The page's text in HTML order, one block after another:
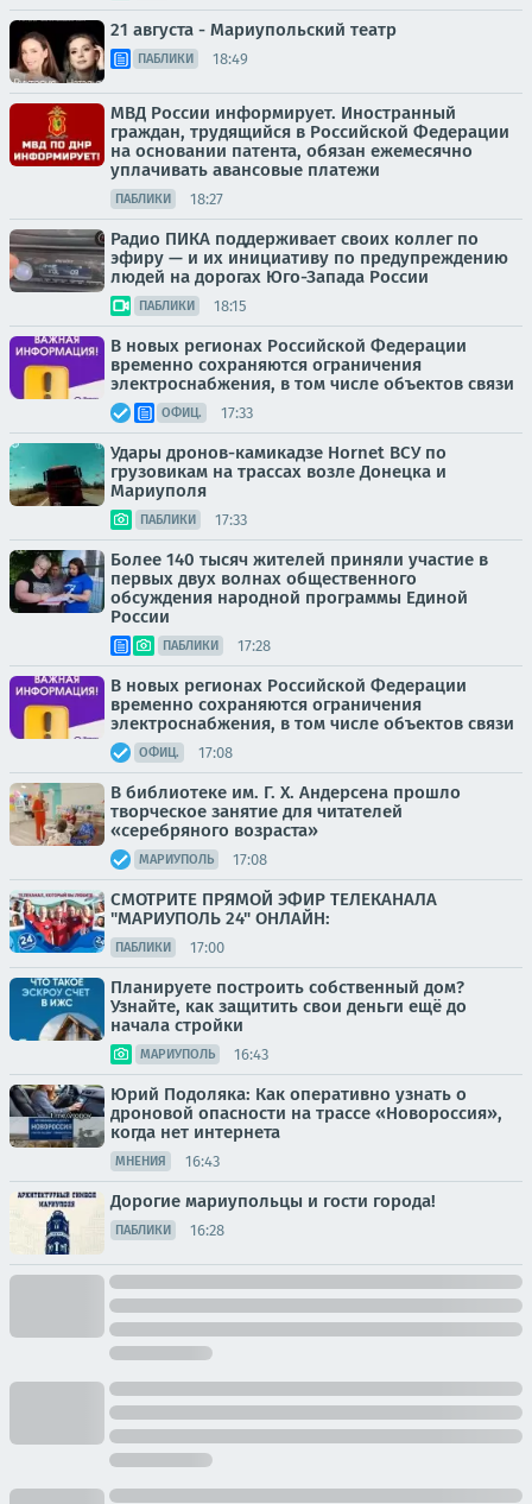
21 августа - Мариупольский театр
ПАБЛИКИ 18:49
МВД России информирует. Иностранный
граждан, трудящийся в Российской Федерации
на основании патента, обязан ежемесячно
уплачивать авансовые платежи
ПАБЛИКИ 18:27
Радио ПИКА поддерживает своих коллег по
эфиру — и их инициативу по предупреждению
людей на дорогах Юго-Запада России
ПАБЛИКИ 18:15
В новых регионах Российской Федерации
временно сохраняются ограничения
электроснабжения, в том числе объектов связи
ОФИЦ. 17:33
Удары дронов-камикадзе Hornet ВСУ по
грузовикам на трассах возле Донецка и
Мариуполя
ПАБЛИКИ 17:33
Более 140 тысяч жителей приняли участие в
первых двух волнах общественного
обсуждения народной программы Единой
России
ПАБЛИКИ 17:28
В новых регионах Российской Федерации
временно сохраняются ограничения
электроснабжения, в том числе объектов связи
ОФИЦ. 17:08
В библиотеке им. Г. Х. Андерсена прошло
творческое занятие для читателей
«серебряного возраста»
МАРИУПОЛЬ 17:08
СМОТРИТЕ ПРЯМОЙ ЭФИР ТЕЛЕКАНАЛА
"МАРИУПОЛЬ 24" ОНЛАЙН:
ПАБЛИКИ 17:00
Планируете построить собственный дом?
Узнайте, как защитить свои деньги ещё до
начала стройки
МАРИУПОЛЬ 16:43
Юрий Подоляка: Как оперативно узнать о
дроновой опасности на трассе «Новороссия»,
когда нет интернета
МНЕНИЯ 16:43
Дорогие мариупольцы и гости города!
ПАБЛИКИ 16:28